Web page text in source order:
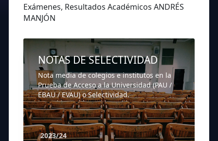
Exámenes, Resultados Académicos ANDRÉS
MANJÓN
NOTAS DE SELECTIVIDAD
Nota media de colegios e institutos en la
Prueba de Acceso a la Universidad (PAU /
EBAU / EVAU) o Selectividad.
2023/24